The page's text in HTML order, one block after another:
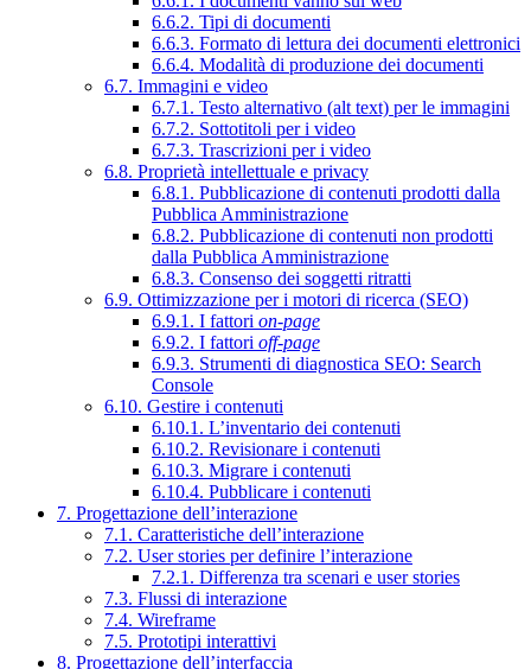
6.6.2. Tipi di documenti
6.6.3. Formato di lettura dei documenti elettronici
6.6.4. Modalità di produzione dei documenti
6.7. Immagini e video
6.7.1. Testo alternativo (alt text) per le immagini
6.7.2. Sottotitoli per i video
6.7.3. Trascrizioni per i video
6.8. Proprietà intellettuale e privacy
6.8.1. Pubblicazione di contenuti prodotti dalla
Pubblica Amministrazione
6.8.2. Pubblicazione di contenuti non prodotti
dalla Pubblica Amministrazione
6.8.3. Consenso dei soggetti ritratti
6.9. Ottimizzazione per i motori di ricerca (SEO)
6.9.1. I fattori on-page
6.9.2. I fattori off-page
6.9.3. Strumenti di diagnostica SEO: Search
Console
6.10. Gestire i contenuti
6.10.1. L’inventario dei contenuti
6.10.2. Revisionare i contenuti
6.10.3. Migrare i contenuti
6.10.4. Pubblicare i contenuti
7. Progettazione dell’interazione
7.1. Caratteristiche dell’interazione
7.2. User stories per definire l’interazione
7.2.1. Differenza tra scenari e user stories
7.3. Flussi di interazione
7.4. Wireframe
7.5. Prototipi interattivi
8. Progettazione dell’interfaccia